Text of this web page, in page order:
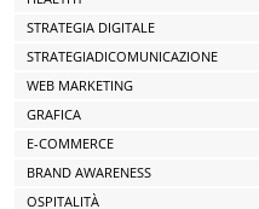
STRATEGIA DIGITALE
STRATEGIADICOMUNICAZIONE
WEB MARKETING
GRAFICA
E-COMMERCE
BRAND AWARENESS
OSPITALITÀ